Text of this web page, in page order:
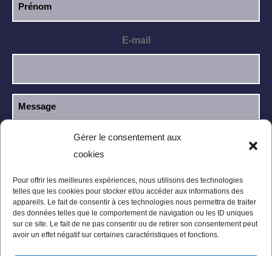
Gérer le consentement aux
cookies
Pour offrir les meilleures expériences, nous utilisons des technologies
telles que les cookies pour stocker et/ou accéder aux informations des
appareils. Le fait de consentir à ces technologies nous permettra de traiter
des données telles que le comportement de navigation ou les ID uniques
sur ce site. Le fait de ne pas consentir ou de retirer son consentement peut
avoir un effet négatif sur certaines caractéristiques et fonctions.
E-mail
J’ai lu et j’accepte la
confidentialité.